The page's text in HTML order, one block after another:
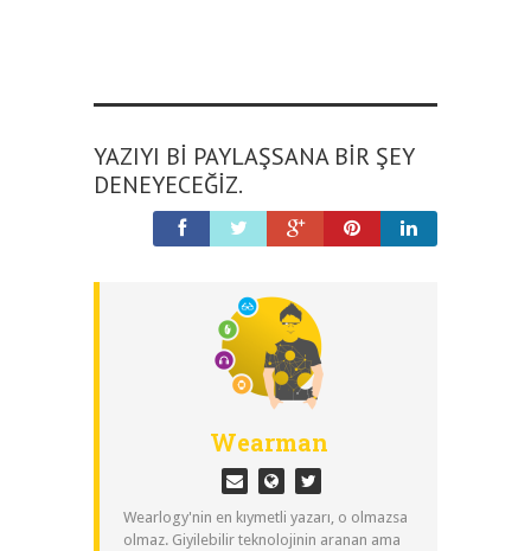
YAZIYI BI PAYLAŞSANA BIR ŞEY
DENEYECEĞIZ.
Wearman
Wearlogy'nin en kıymetli yazarı, o olmazsa
olmaz. Giyilebilir teknolojinin aranan ama